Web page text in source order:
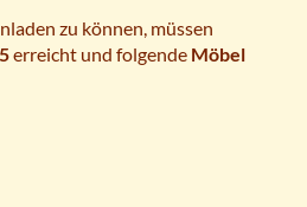
zu können, müssen
erreicht und folgende Möbel